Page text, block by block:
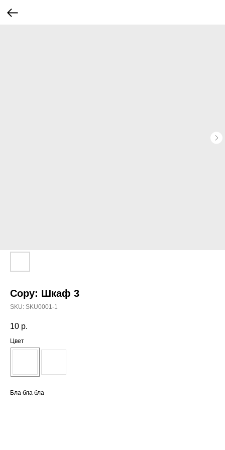
Copy: Шкаф 3
SKU: SKU0001-1
10 р.
Цвет
Бла бла бла